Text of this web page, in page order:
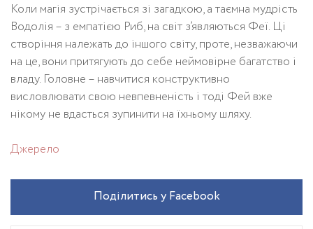
Коли магія зустрічається зі загадкою, а таємна мудрість
Водолія – ​​з емпатією Риб, на світ з’являються Феї. Ці
створіння належать до іншого світу, проте, незважаючи
на це, вони притягують до себе неймовірне багатство і
владу. Головне – навчитися конструктивно
висловлювати свою невпевненість і тоді Фей вже
нікому не вдасться зупинити на їхньому шляху.
Джерело
Поділитись у Facebook